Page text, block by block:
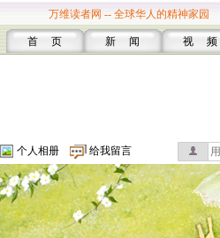
万维读者网 -- 全球华人的精神家园
首 页 新 闻 视 频
个人相册 给我留言